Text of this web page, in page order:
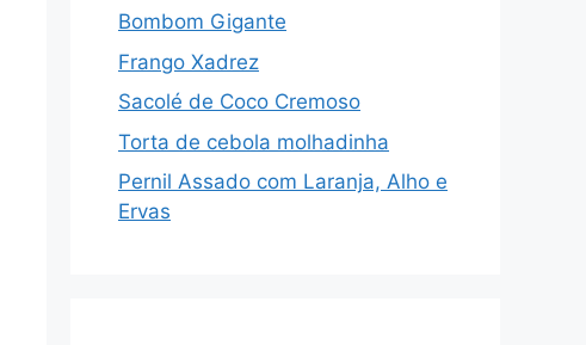
Bombom Gigante
Frango Xadrez
Sacolé de Coco Cremoso
Torta de cebola molhadinha
Pernil Assado com Laranja, Alho e
Ervas